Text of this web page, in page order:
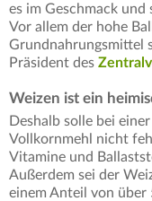
es im Geschmack
Vor allem der hohe
Grundnahrungsmittel
Präsident des
Weizen ist ein
Deshalb solle bei
Vollkornmehl nicht
Vitamine und
Außerdem sei der
einem Anteil von über